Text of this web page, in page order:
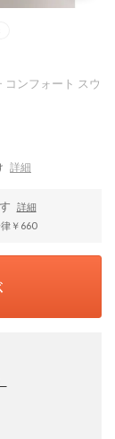
ンフォート スウ
詳細
詳細
￥660